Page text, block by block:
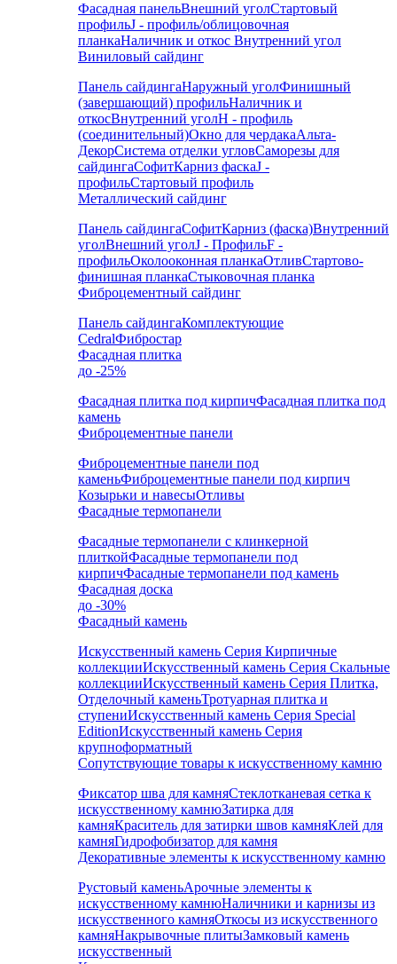
Фасадная панельВнешний уголСтартовый
профильJ - профиль/облицовочная
планкаНаличник и откос Внутренний угол
Виниловый сайдинг
Панель сайдингаНаружный уголФинишный
(завершающий) профильНаличник и
откосВнутренний уголH - профиль
(соединительный)Окно для чердакаАльта-
ДекорСистема отделки угловСаморезы для
сайдингаСофитКарниз фаскаJ -
профильСтартовый профиль
Металлический сайдинг
Панель сайдингаСофитКарниз (фаска)Внутренний
уголВнешний уголJ - ПрофильF -
профильОколооконная планкаОтливСтартово-
финишная планкаСтыковочная планка
Фиброцементный сайдинг
Панель сайдингаКомплектующие
CedralФибростар
Фасадная плитка
до -25%
Фасадная плитка под кирпичФасадная плитка под
камень
Фиброцементные панели
Фиброцементные панели под
каменьФиброцементные панели под кирпич
Козырьки и навесыОтливы
Фасадные термопанели
Фасадные термопанели с клинкерной
плиткойФасадные термопанели под
кирпичФасадные термопанели под камень
Фасадная доска
до -30%
Фасадный камень
Искусственный камень Серия Кирпичные
коллекцииИскусственный камень Серия Скальные
коллекцииИскусственный камень Серия Плитка,
Отделочный каменьТротуарная плитка и
ступениИскусственный камень Серия Special
EditionИскусственный камень Серия
крупноформатный
Сопутствующие товары к искусственному камню
Фиксатор шва для камняСтеклотканевая сетка к
искусственному камнюЗатирка для
камняКраситель для затирки швов камняКлей для
камняГидрофобизатор для камня
Декоративные элементы к искусственному камню
Рустовый каменьАрочные элементы к
искусственному камнюНаличники и карнизы из
искусственного камняОткосы из искусственного
камняНакрывочные плитыЗамковый камень
искусственный